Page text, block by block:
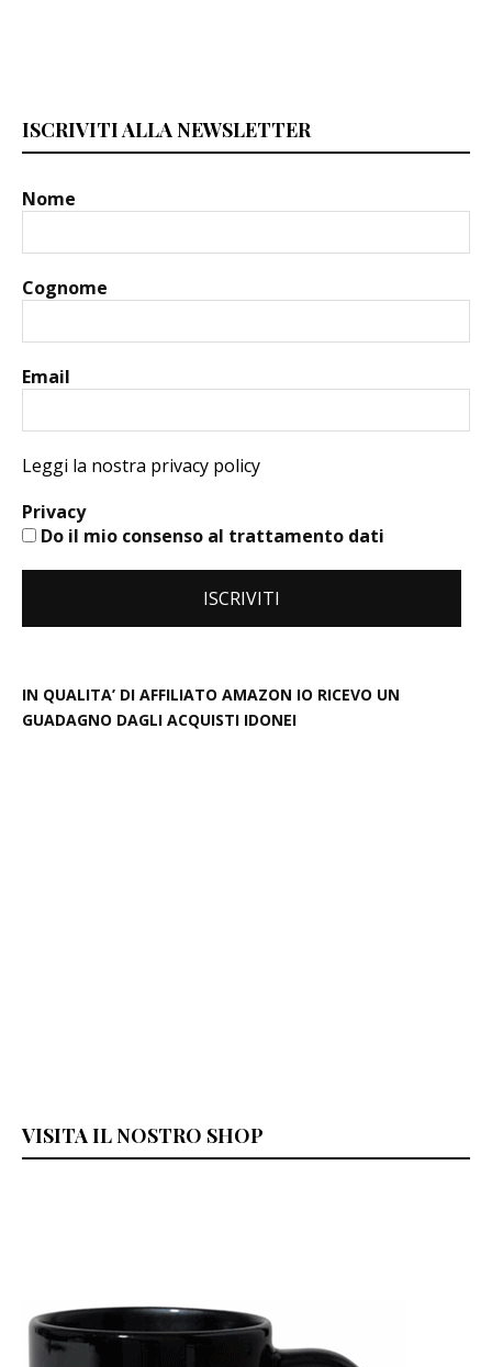
ISCRIVITI ALLA NEWSLETTER
Nome
Cognome
Email
Leggi la nostra privacy policy
Privacy
Do il mio consenso al trattamento dati
IN QUALITA’ DI AFFILIATO AMAZON IO RICEVO UN
GUADAGNO DAGLI ACQUISTI IDONEI
VISITA IL NOSTRO SHOP